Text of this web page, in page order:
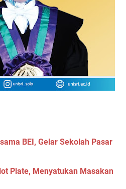
BEI, Gelar Sekolah Pasar
Plate, Menyatukan Masakan